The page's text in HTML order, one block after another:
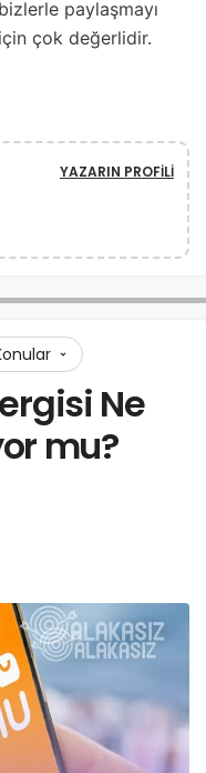
paylaşmayı
için çok değerlidir.
YAZARIN PROFILI
Ne
mu?